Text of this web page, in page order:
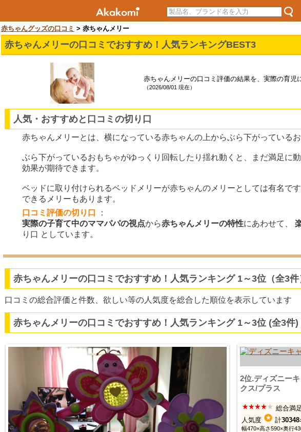
赤ちゃんグッズの口コミ > 赤ちゃんメリー
赤ちゃんメリーの口コミでおすすめ！人気ランキングBEST3
赤ちゃんメリーの口コミ評価の結果を、実際の育
（2026/08/01 現在）
人気・おすすめと口コミの切り口
赤ちゃんメリーとは、横になっている赤ちゃんの上からぶら下がっている
ぶら下がっているおもちゃがゆっくり回転したり揺れ動くと、まだ満足に
効果が期待できます。
ベッドに取り付けられるベッドメリーが赤ちゃんのメリーとしては有名で
できるメリーもあります。
口コミ評価の切り口
：
実際の子育て中のママパパの視点から赤ちゃんメリーの特性にあわせて、
り口 としています。
赤ちゃんメリーの口コミでおすすめ！人気ランキング 1～3位（全3件
口コミの総合評価と件数、欲しい等の人気度を総合した順位を表示しています
赤ちゃんメリーの口コミでおすすめ！人気ランキング 1～3位 (全3件
2位.ディズニー
クス/プラス
総合満足
人気度
計30348
幅470×高さ590×奥行